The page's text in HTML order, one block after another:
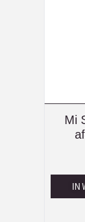
Mi
IN